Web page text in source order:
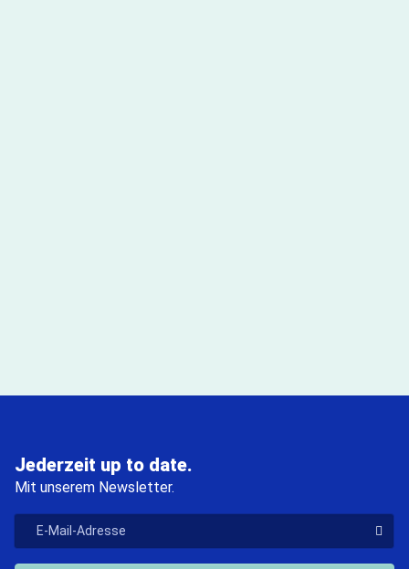
Jederzeit up to date.
Mit unserem Newsletter.
Der